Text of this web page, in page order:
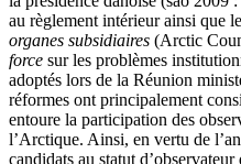
au règlement intérieur ainsi que le
organes subsidiaires (Arctic
force sur les problèmes
adoptés lors de la Réunion
réformes ont principalement
entoure la participation des
l’Arctique. Ainsi, en vertu de
candidats au statut